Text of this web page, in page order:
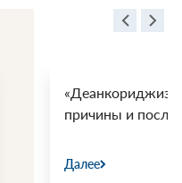
причины и
Далее